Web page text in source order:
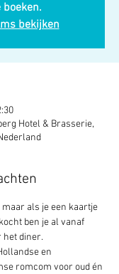
bekijken
Hotel & Brasserie,
als je een kaartje
ben je al vanaf
het diner.
en
romcom voor oud én